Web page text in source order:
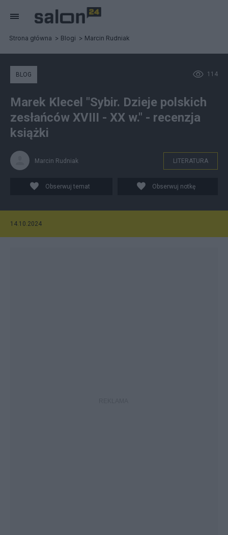
Strona główna Blogi Marcin Rudniak
114
BLOG
Marek Klecel "Sybir. Dzieje polskich
zesłańców XVIII - XX w." - recenzja
książki
Marcin Rudniak LITERATURA
Obserwuj temat Obserwuj notkę
14.10.2024